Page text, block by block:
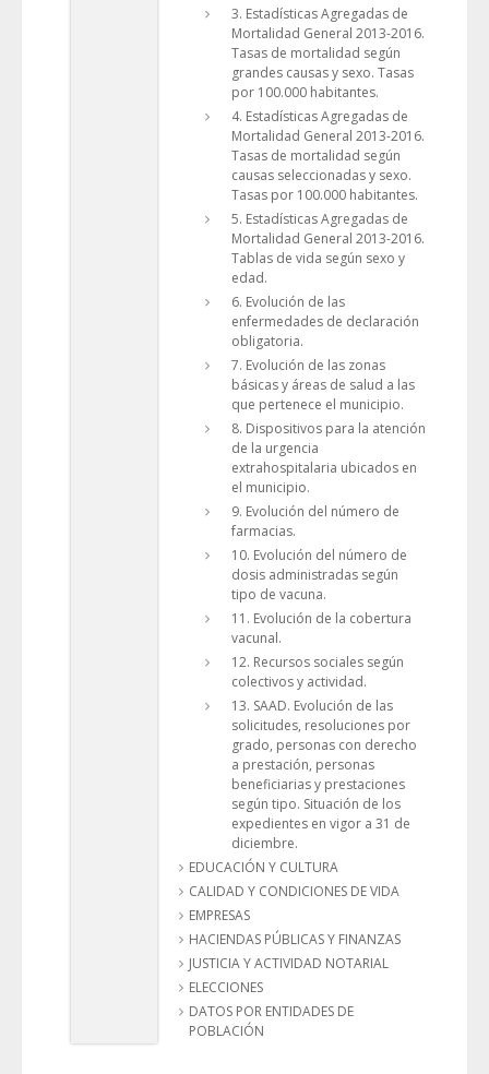
3. Estadísticas Agregadas de
Mortalidad General 2013-2016.
Tasas de mortalidad según
grandes causas y sexo. Tasas
por 100.000 habitantes.
4. Estadísticas Agregadas de
Mortalidad General 2013-2016.
Tasas de mortalidad según
causas seleccionadas y sexo.
Tasas por 100.000 habitantes.
5. Estadísticas Agregadas de
Mortalidad General 2013-2016.
Tablas de vida según sexo y
edad.
6. Evolución de las
enfermedades de declaración
obligatoria.
7. Evolución de las zonas
básicas y áreas de salud a las
que pertenece el municipio.
8. Dispositivos para la atención
de la urgencia
extrahospitalaria ubicados en
el municipio.
9. Evolución del número de
farmacias.
10. Evolución del número de
dosis administradas según
tipo de vacuna.
11. Evolución de la cobertura
vacunal.
12. Recursos sociales según
colectivos y actividad.
13. SAAD. Evolución de las
solicitudes, resoluciones por
grado, personas con derecho
a prestación, personas
beneficiarias y prestaciones
según tipo. Situación de los
expedientes en vigor a 31 de
diciembre.
EDUCACIÓN Y CULTURA
CALIDAD Y CONDICIONES DE VIDA
EMPRESAS
HACIENDAS PÚBLICAS Y FINANZAS
JUSTICIA Y ACTIVIDAD NOTARIAL
ELECCIONES
DATOS POR ENTIDADES DE
POBLACIÓN